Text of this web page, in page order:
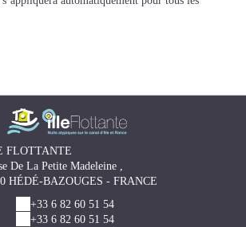
FLOTTANTE
De La Petite Madeleine ,
HÉDÉ-BAZOUGES - FRANCE
+33 6 82 60 51 54
+33 6 82 60 51 54